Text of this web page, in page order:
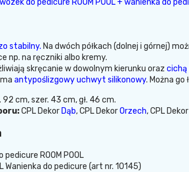
do pedicure ROOM POOL + wanienka do
stabilny. Na dwóch półkach (dolnej i górnej)
np. na ręczniki albo kremy.
skręcanie w dowolnym kierunku oraz cichą
antypoślizgowy uchwyt silikonowy. Można
92 cm, szer. 43 cm, gł. 46 cm.
CPL Dekor Dąb, CPL DekorOrzech, CPL Dekor
pedicure ROOM POOL
Wanienka do pedicure (art nr. 10145)